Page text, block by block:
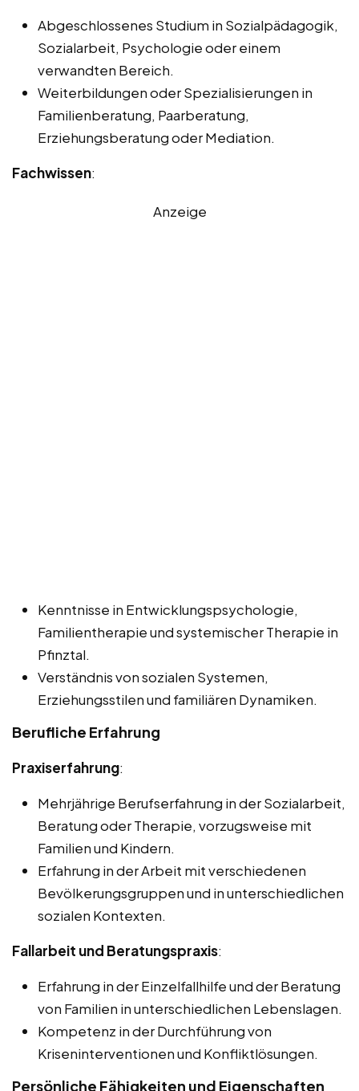
Abgeschlossenes Studium in Sozialpädagogik,
Sozialarbeit, Psychologie oder einem
verwandten Bereich.
Weiterbildungen oder Spezialisierungen in
Familienberatung, Paarberatung,
Erziehungsberatung oder Mediation.
Fachwissen:
Anzeige
Kenntnisse in Entwicklungspsychologie,
Familientherapie und systemischer Therapie in
Pfinztal.
Verständnis von sozialen Systemen,
Erziehungsstilen und familiären Dynamiken.
Berufliche Erfahrung
Praxiserfahrung:
Mehrjährige Berufserfahrung in der Sozialarbeit,
Beratung oder Therapie, vorzugsweise mit
Familien und Kindern.
Erfahrung in der Arbeit mit verschiedenen
Bevölkerungsgruppen und in unterschiedlichen
sozialen Kontexten.
Fallarbeit und Beratungspraxis:
Erfahrung in der Einzelfallhilfe und der Beratung
von Familien in unterschiedlichen Lebenslagen.
Kompetenz in der Durchführung von
Kriseninterventionen und Konfliktlösungen.
Persönliche Fähigkeiten und Eigenschaften